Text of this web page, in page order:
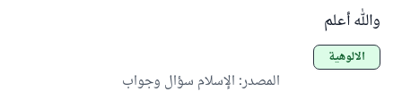
والله أعلم
الألوهية
المصدر: الإسلام سؤال وجواب